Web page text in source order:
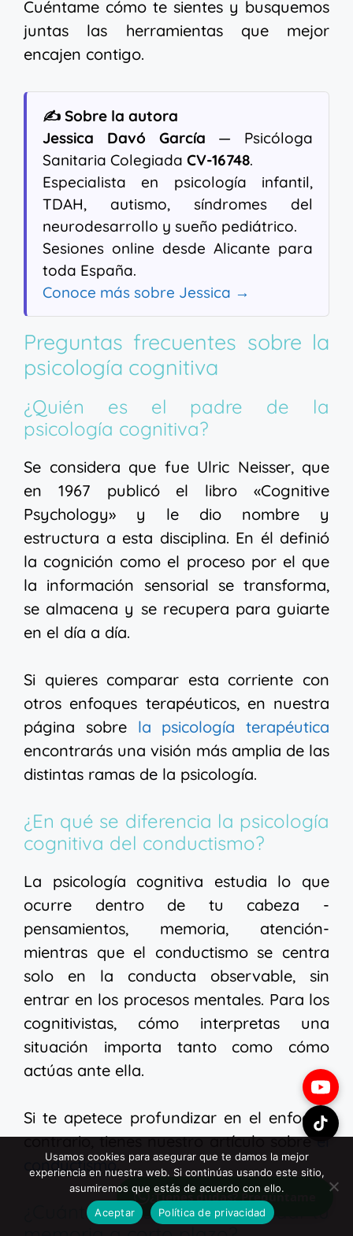
Cuéntame cómo te sientes y busquemos
juntas las herramientas que mejor
encajen contigo.
✍️ Sobre la autora
Jessica Davó García — Psicóloga
Sanitaria Colegiada CV-16748.
Especialista en psicología infantil,
TDAH, autismo, síndromes del
neurodesarrollo y sueño pediátrico.
Sesiones online desde Alicante para
toda España.
Conoce más sobre Jessica →
Preguntas frecuentes sobre la
psicología cognitiva
¿Quién es el padre de la
psicología cognitiva?
Se considera que fue Ulric Neisser, que
en 1967 publicó el libro «Cognitive
Psychology» y le dio nombre y
estructura a esta disciplina. En él definió
la cognición como el proceso por el que
la información sensorial se transforma,
se almacena y se recupera para guiarte
en el día a día.
Si quieres comparar esta corriente con
otros enfoques terapéuticos, en nuestra
página sobre la psicología terapéutica
encontrarás una visión más amplia de las
distintas ramas de la psicología.
¿En qué se diferencia la psicología
cognitiva del conductismo?
La psicología cognitiva estudia lo que
ocurre dentro de tu cabeza -
pensamientos, memoria, atención-
mientras que el conductismo se centra
solo en la conducta observable, sin
entrar en los procesos mentales. Para los
cognitivistas, cómo interpretas una
situación importa tanto como cómo
actúas ante ella.
Si te apetece profundizar en el enfoque
contrario, tienes nuestro artículo sobre
conductismo.
¿Cuántas cosas puede recordar tu
¿Tienes dudas? Pregúntame
Usamos cookies para asegurar que te damos la mejor
experiencia en nuestra web. Si continúas usando este sitio,
asumiremos que estás de acuerdo con ello.
Aceptar
Política de privacidad